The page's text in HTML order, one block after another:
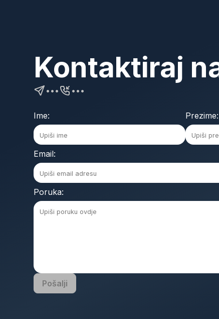
Kontaktiraj
••• •••
Ime: Prezime:
Email:
Poruka:
Pošalji